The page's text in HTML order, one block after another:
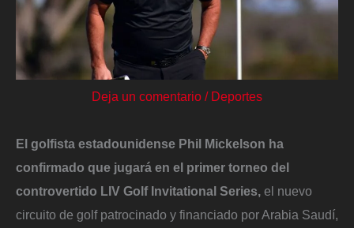
Deja un comentario / Deportes
El golfista estadounidense Phil Mickelson ha
confirmado que jugará en el primer torneo del
controvertido LIV Golf Invitational Series, el nuevo
circuito de golf patrocinado y financiado por Arabia Saudí,